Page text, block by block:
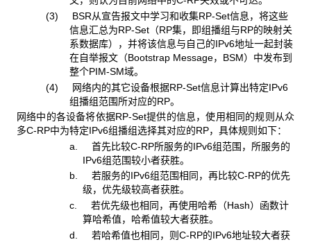
(3) BSR从宣告报文中学习和收集RP-Set信息，将这些
信息汇总为RP-Set（RP集，即组播组与RP的映射关
系数据库），并将该信息与自己的IPv6地址一起封装
在自举报文（Bootstrap Message，BSM）中发布到
整个PIM-SM域。
(4) 网络内的其它设备根据RP-Set信息计算出特定IPv6
组播组范围所对应的RP。
网络中的各设备将依据RP-Set提供的信息，使用相同的规则从众
多C-RP中为特定IPv6组播组选择其对应的RP，具体规则如下：
a. 首先比较C-RP所服务的IPv6组范围，所服务的
IPv6组范围较小者获胜。
b. 若服务的IPv6组范围相同，再比较C-RP的优先
级，优先级较高者获胜。
c. 若优先级也相同，再使用哈希（Hash）函数计
算哈希值，哈希值较大者获胜。
d. 若哈希值也相同，则C-RP的IPv6地址较大者获